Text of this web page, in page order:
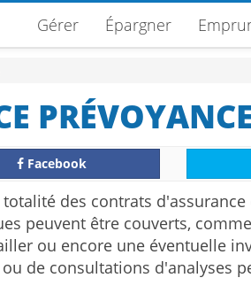
Gérer Épargner
PRÉVOYANCE
Facebook
des contrats
peuvent être couverts,
ou encore une éventuelle
de consultations d'analyses